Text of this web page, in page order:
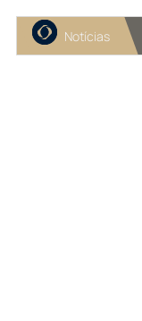
Notícias
Recuperação judicial cresce entre micro e pequenas empresas